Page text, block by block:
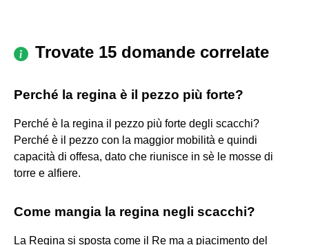
Trovate 15 domande correlate
Perché la regina è il pezzo più forte?
Perché è la regina il pezzo più forte degli scacchi?
Perché è il pezzo con la maggior mobilità e quindi
capacità di offesa, dato che riunisce in sè le mosse di
torre e alfiere.
Come mangia la regina negli scacchi?
La Regina si sposta come il Re ma a piacimento del